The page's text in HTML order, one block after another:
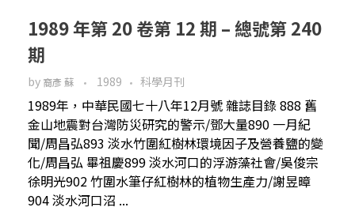
1989 年第 20 卷第 12 期 – 總號第 240
期
by 裔彥 蘇 1989 科學月刊
1989年，中華民國七十八年12月號 雜誌目錄 888 舊
金山地震對台灣防災研究的警示/鄧大量890 一月紀
聞/周昌弘893 淡水竹圍紅樹林環境因子及營養鹽的變
化/周昌弘 畢祖慶899 淡水河口的浮游藻社會/吳俊宗
徐明光902 竹圍水筆仔紅樹林的植物生產力/謝昱暲
904 淡水河口沼 ...